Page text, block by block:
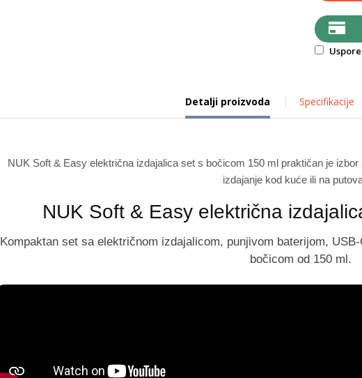
Detalji proizvoda Specifikacije
NUK Soft & Easy električna izdajalica set s bočicom 150 ml praktičan je
izdajanje kod kuće ili na
NUK Soft & Easy električna
Kompaktan set sa električnom izdajalicom, punjivom baterijom,
bočicom od 150 ml.